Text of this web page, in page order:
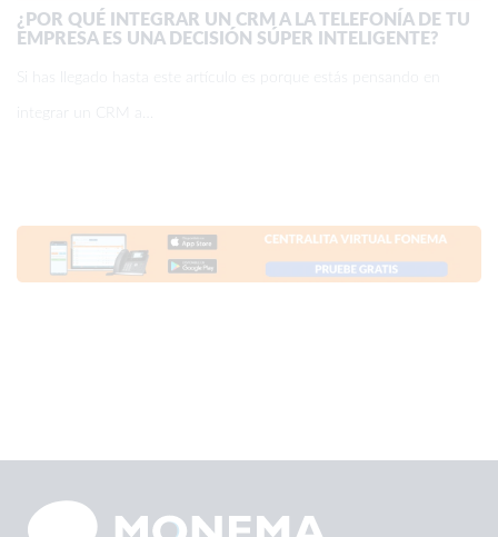
¿POR QUÉ INTEGRAR UN CRM A LA TELEFONÍA DE TU
EMPRESA ES UNA DECISIÓN SÚPER INTELIGENTE?
Si has llegado hasta este artículo es porque estás pensando en
integrar un CRM a…